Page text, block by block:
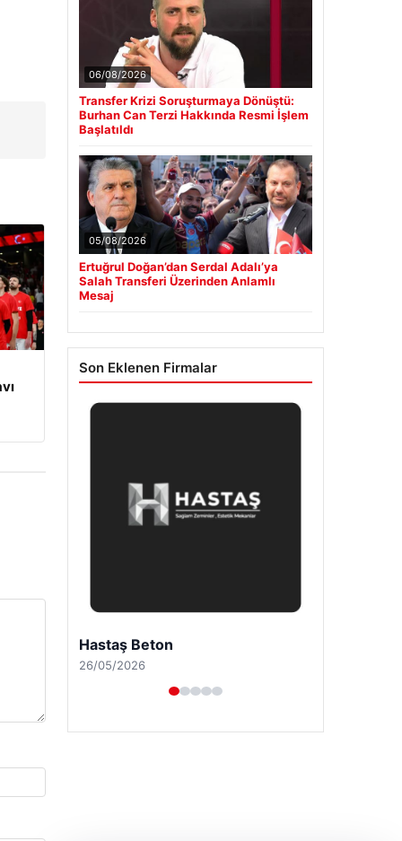
06/08/2026
Transfer Krizi Soruşturmaya Dönüştü:
Burhan Can Terzi Hakkında Resmi İşlem
Başlatıldı
05/08/2026
Ertuğrul Doğan’dan Serdal Adalı’ya
Salah Transferi Üzerinden Anlamlı
Mesaj
Son Eklenen Firmalar
Hastaş Beton
26/05/2026